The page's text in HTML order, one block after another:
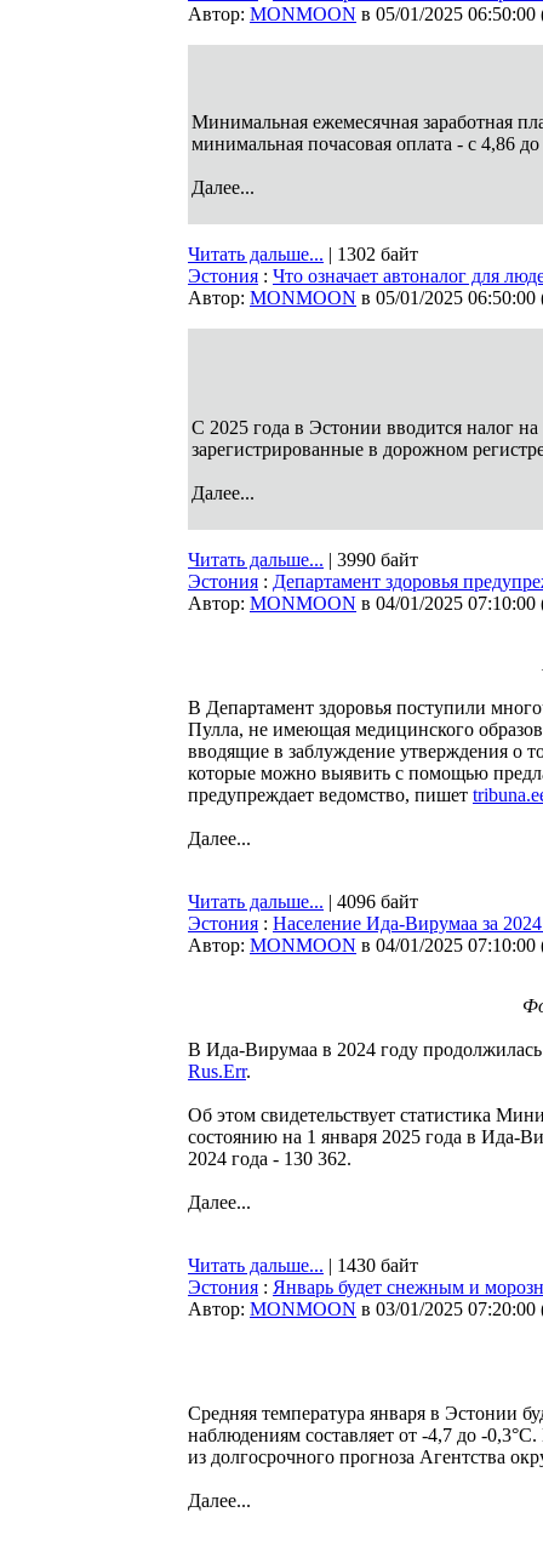
Автор: MONMOON в 05/01/2025 06:50:00
Минимальная ежемесячная заработная
минимальная почасовая оплата - с 4,86
Далее...
Читать дальше... | 1302 байт
Эстония : Что означает автоналог для
Автор: MONMOON в 05/01/2025 06:50:00
С 2025 года в Эстонии вводится налог
зарегистрированные в дорожном
Далее...
Читать дальше... | 3990 байт
Эстония : Департамент здоровья
Автор: MONMOON в 04/01/2025 07:10:00
В Департамент здоровья поступили
Пулла, не имеющая медицинского
вводящие в заблуждение утверждения о
которые можно выявить с помощью
предупреждает ведомство, пишет
Далее...
Читать дальше... | 4096 байт
Эстония : Население Ида-Вирумаа за
Автор: MONMOON в 04/01/2025 07:10:00
В Ида-Вирумаа в 2024 году
Rus.Err.
Об этом свидетельствует статистика
состоянию на 1 января 2025 года в Ида-
2024 года - 130 362.
Далее...
Читать дальше... | 1430 байт
Эстония : Январь будет снежным и
Автор: MONMOON в 03/01/2025 07:20:00
Средняя температура января в Эстонии
наблюдениям составляет от -4,7 до -
из долгосрочного прогноза Агентства
Далее...